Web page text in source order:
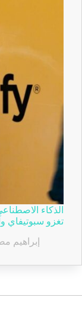
الذكاء
تغزو سبوتيفاي
إبراهيم